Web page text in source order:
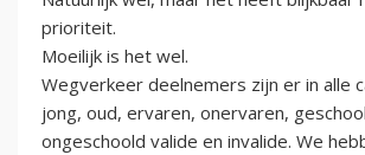
prioriteit.
Moeilijk is het wel.
Wegverkeer deelnemers zijn er in alle
jong, oud, ervaren, onervaren,
ongeschoold valide en invalide. We